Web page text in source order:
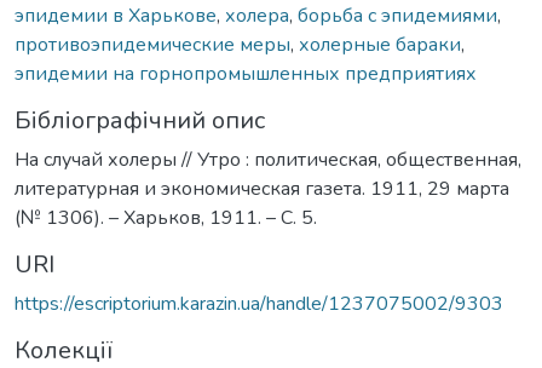
эпидемии в Харькове, холера, борьба с эпидемиями,
противоэпидемические меры, холерные бараки,
эпидемии на горнопромышленных предприятиях
Бібліографічний опис
На случай холеры // Утро : политическая, общественная,
литературная и экономическая газета. 1911, 29 марта
(№ 1306). – Харьков, 1911. – С. 5.
URI
https://escriptorium.karazin.ua/handle/1237075002/9303
Колекції